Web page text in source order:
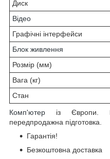
Диск
Відео
Графічні інтерфейси
Блок живлення
Розмір (мм)
Вага (кг)
Стан
Комп'ютер із Європи.
передпродажна підготовка.
Гарантія!
Безкоштовна доставка